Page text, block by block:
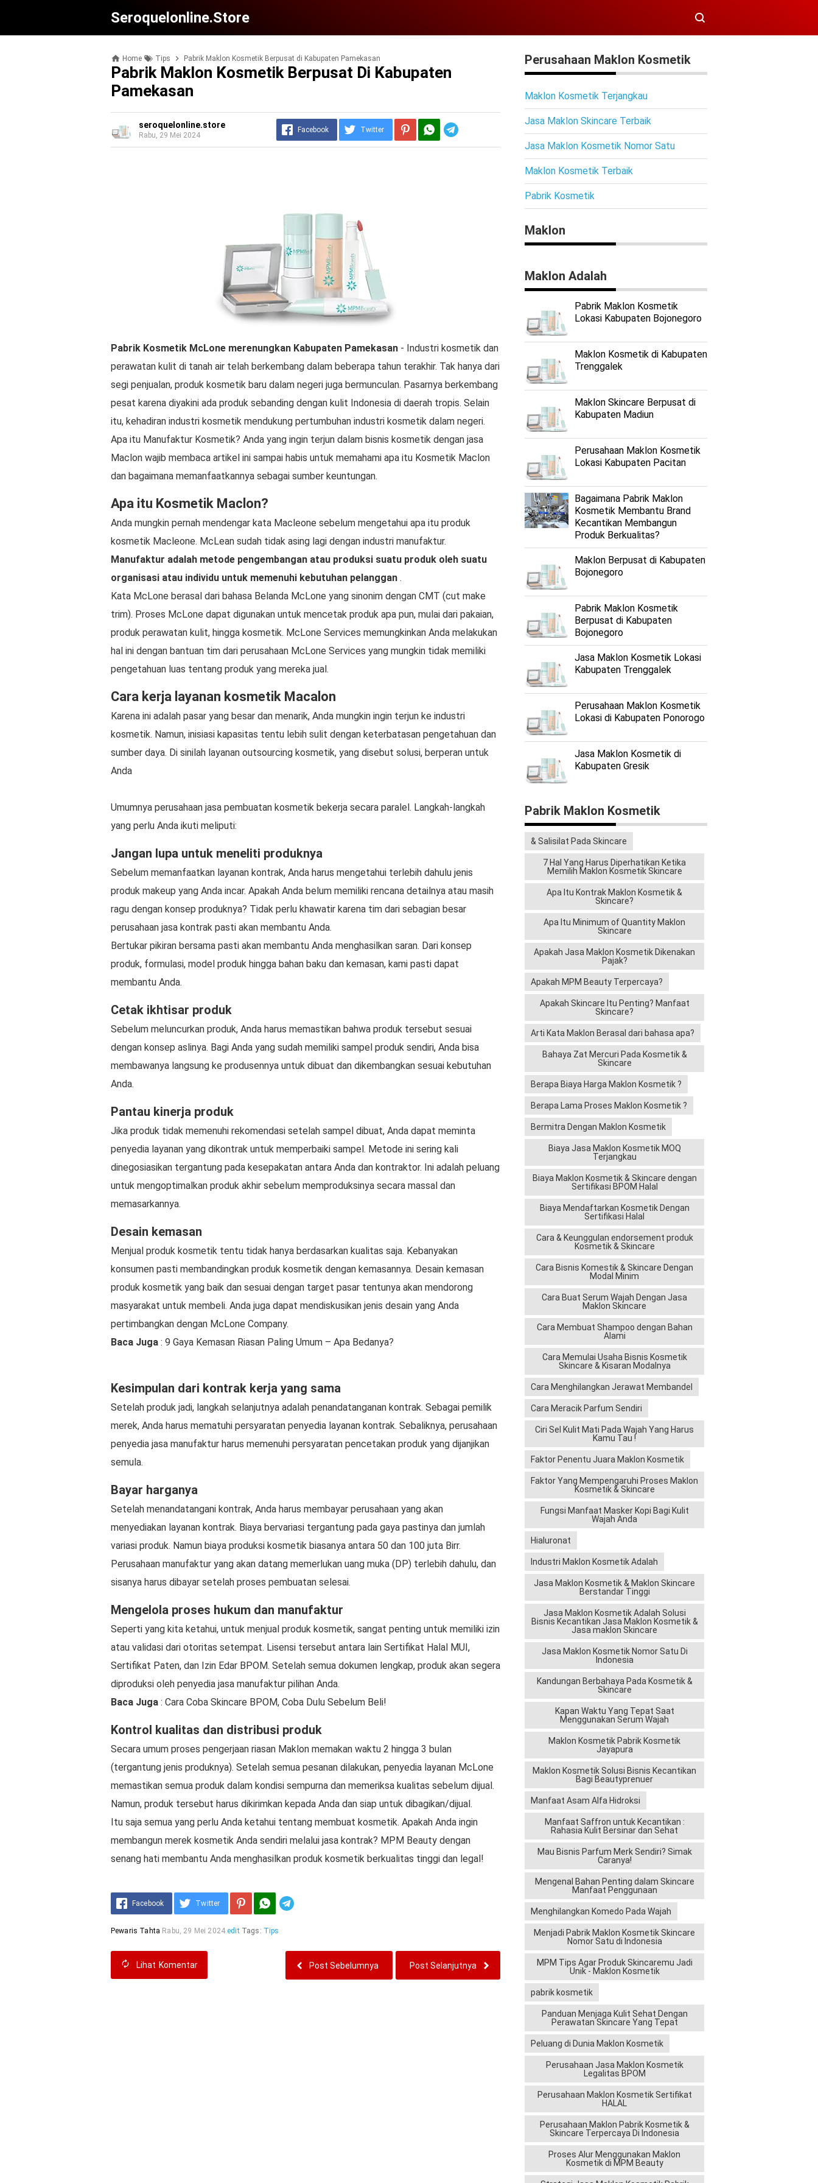
Seroquelonline.store
Home Tips Pabrik Maklon Kosmetik Berpusat di Kabupaten Pamekasan
Pabrik Maklon Kosmetik Berpusat Di Kabupaten
Pamekasan
seroquelonline.store
Rabu, 29 Mei 2024
Facebook Twitter
Pabrik Kosmetik McLone merenungkan Kabupaten Pamekasan - Industri kosmetik dan
perawatan kulit di tanah air telah berkembang dalam beberapa tahun terakhir. Tak hanya dari
segi penjualan, produk kosmetik baru dalam negeri juga bermunculan. Pasarnya berkembang
pesat karena diyakini ada produk sebanding dengan kulit Indonesia di daerah tropis. Selain
itu, kehadiran industri kosmetik mendukung pertumbuhan industri kosmetik dalam negeri.
Apa itu Manufaktur Kosmetik? Anda yang ingin terjun dalam bisnis kosmetik dengan jasa
Maclon wajib membaca artikel ini sampai habis untuk memahami apa itu Kosmetik Maclon
dan bagaimana memanfaatkannya sebagai sumber keuntungan.
Apa itu Kosmetik Maclon?
Anda mungkin pernah mendengar kata Macleone sebelum mengetahui apa itu produk
kosmetik Macleone. McLean sudah tidak asing lagi dengan industri manufaktur.
Manufaktur adalah metode pengembangan atau produksi suatu produk oleh suatu
organisasi atau individu untuk memenuhi kebutuhan pelanggan .
Kata McLone berasal dari bahasa Belanda McLone yang sinonim dengan CMT (cut make
trim). Proses McLone dapat digunakan untuk mencetak produk apa pun, mulai dari pakaian,
produk perawatan kulit, hingga kosmetik. McLone Services memungkinkan Anda melakukan
hal ini dengan bantuan tim dari perusahaan McLone Services yang mungkin tidak memiliki
pengetahuan luas tentang produk yang mereka jual.
Cara kerja layanan kosmetik Macalon
Karena ini adalah pasar yang besar dan menarik, Anda mungkin ingin terjun ke industri
kosmetik. Namun, inisiasi kapasitas tentu lebih sulit dengan keterbatasan pengetahuan dan
sumber daya. Di sinilah layanan outsourcing kosmetik, yang disebut solusi, berperan untuk
Anda
Umumnya perusahaan jasa pembuatan kosmetik bekerja secara paralel. Langkah-langkah
yang perlu Anda ikuti meliputi:
Jangan lupa untuk meneliti produknya
Sebelum memanfaatkan layanan kontrak, Anda harus mengetahui terlebih dahulu jenis
produk makeup yang Anda incar. Apakah Anda belum memiliki rencana detailnya atau masih
ragu dengan konsep produknya? Tidak perlu khawatir karena tim dari sebagian besar
perusahaan jasa kontrak pasti akan membantu Anda.
Bertukar pikiran bersama pasti akan membantu Anda menghasilkan saran. Dari konsep
produk, formulasi, model produk hingga bahan baku dan kemasan, kami pasti dapat
membantu Anda.
Cetak ikhtisar produk
Sebelum meluncurkan produk, Anda harus memastikan bahwa produk tersebut sesuai
dengan konsep aslinya. Bagi Anda yang sudah memiliki sampel produk sendiri, Anda bisa
membawanya langsung ke produsennya untuk dibuat dan dikembangkan sesuai kebutuhan
Anda.
Pantau kinerja produk
Jika produk tidak memenuhi rekomendasi setelah sampel dibuat, Anda dapat meminta
penyedia layanan yang dikontrak untuk memperbaiki sampel. Metode ini sering kali
dinegosiasikan tergantung pada kesepakatan antara Anda dan kontraktor. Ini adalah peluang
untuk mengoptimalkan produk akhir sebelum memproduksinya secara massal dan
memasarkannya.
Desain kemasan
Menjual produk kosmetik tentu tidak hanya berdasarkan kualitas saja. Kebanyakan
konsumen pasti membandingkan produk kosmetik dengan kemasannya. Desain kemasan
produk kosmetik yang baik dan sesuai dengan target pasar tentunya akan mendorong
masyarakat untuk membeli. Anda juga dapat mendiskusikan jenis desain yang Anda
pertimbangkan dengan McLone Company.
Baca Juga : 9 Gaya Kemasan Riasan Paling Umum – Apa Bedanya?
Kesimpulan dari kontrak kerja yang sama
Setelah produk jadi, langkah selanjutnya adalah penandatanganan kontrak. Sebagai pemilik
merek, Anda harus mematuhi persyaratan penyedia layanan kontrak. Sebaliknya, perusahaan
penyedia jasa manufaktur harus memenuhi persyaratan pencetakan produk yang dijanjikan
semula.
Bayar harganya
Setelah menandatangani kontrak, Anda harus membayar perusahaan yang akan
menyediakan layanan kontrak. Biaya bervariasi tergantung pada gaya pastinya dan jumlah
variasi produk. Namun biaya produksi kosmetik biasanya antara 50 dan 100 juta Birr.
Perusahaan manufaktur yang akan datang memerlukan uang muka (DP) terlebih dahulu, dan
sisanya harus dibayar setelah proses pembuatan selesai.
Mengelola proses hukum dan manufaktur
Seperti yang kita ketahui, untuk menjual produk kosmetik, sangat penting untuk memiliki izin
atau validasi dari otoritas setempat. Lisensi tersebut antara lain Sertifikat Halal MUI,
Sertifikat Paten, dan Izin Edar BPOM. Setelah semua dokumen lengkap, produk akan segera
diproduksi oleh penyedia jasa manufaktur pilihan Anda.
Baca Juga : Cara Coba Skincare BPOM, Coba Dulu Sebelum Beli!
Kontrol kualitas dan distribusi produk
Secara umum proses pengerjaan riasan Maklon memakan waktu 2 hingga 3 bulan
(tergantung jenis produknya). Setelah semua pesanan dilakukan, penyedia layanan McLone
memastikan semua produk dalam kondisi sempurna dan memeriksa kualitas sebelum dijual.
Namun, produk tersebut harus dikirimkan kepada Anda dan siap untuk dibagikan/dijual.
Itu saja semua yang perlu Anda ketahui tentang membuat kosmetik. Apakah Anda ingin
membangun merek kosmetik Anda sendiri melalui jasa kontrak? MPM Beauty dengan
senang hati membantu Anda menghasilkan produk kosmetik berkualitas tinggi dan legal!
Facebook Twitter
Pewaris Tahta Rabu, 29 Mei 2024 edit Tags: Tips
Lihat Komentar Post Selanjutnya
Post Sebelumnya
Perusahaan Maklon Kosmetik
Maklon Kosmetik Terjangkau
Jasa Maklon Skincare Terbaik
Jasa Maklon Kosmetik Nomor Satu
Maklon Kosmetik Terbaik
Pabrik Kosmetik
Maklon
Maklon Adalah
Pabrik Maklon Kosmetik
Lokasi Kabupaten Bojonegoro
Maklon Kosmetik di Kabupaten
Trenggalek
Maklon Skincare Berpusat di
Kabupaten Madiun
Perusahaan Maklon Kosmetik
Lokasi Kabupaten Pacitan
Bagaimana Pabrik Maklon
Kosmetik Membantu Brand
Kecantikan Membangun
Produk Berkualitas?
Maklon Berpusat di Kabupaten
Bojonegoro
Pabrik Maklon Kosmetik
Berpusat di Kabupaten
Bojonegoro
Jasa Maklon Kosmetik Lokasi
Kabupaten Trenggalek
Perusahaan Maklon Kosmetik
Lokasi di Kabupaten Ponorogo
Jasa Maklon Kosmetik di
Kabupaten Gresik
Pabrik Maklon Kosmetik
& Salisilat Pada Skincare
7 Hal Yang Harus Diperhatikan Ketika
Memilih Maklon Kosmetik Skincare
Apa Itu Kontrak Maklon Kosmetik &
Skincare?
Apa Itu Minimum of Quantity Maklon
Skincare
Apakah Jasa Maklon Kosmetik Dikenakan
Pajak?
Apakah MPM Beauty Terpercaya?
Apakah Skincare Itu Penting? Manfaat
Skincare?
Arti Kata Maklon Berasal dari bahasa apa?
Bahaya Zat Mercuri Pada Kosmetik &
Skincare
Berapa Biaya Harga Maklon Kosmetik ?
Berapa Lama Proses Maklon Kosmetik ?
Bermitra Dengan Maklon Kosmetik
Biaya Jasa Maklon Kosmetik MOQ
Terjangkau
Biaya Maklon Kosmetik & Skincare dengan
Sertifikasi BPOM Halal
Biaya Mendaftarkan Kosmetik Dengan
Sertifikasi Halal
Cara & Keunggulan endorsement produk
Kosmetik & Skincare
Cara Bisnis Komestik & Skincare Dengan
Modal Minim
Cara Buat Serum Wajah Dengan Jasa
Maklon Skincare
Cara Membuat Shampoo dengan Bahan
Alami
Cara Memulai Usaha Bisnis Kosmetik
Skincare & Kisaran Modalnya
Cara Menghilangkan Jerawat Membandel
Cara Meracik Parfum Sendiri
Ciri Sel Kulit Mati Pada Wajah Yang Harus
Kamu Tau !
Faktor Penentu Juara Maklon Kosmetik
Faktor Yang Mempengaruhi Proses Maklon
Kosmetik & Skincare
Fungsi Manfaat Masker Kopi Bagi Kulit
Wajah Anda
Hialuronat
Industri Maklon Kosmetik Adalah
Jasa Maklon Kosmetik & Maklon Skincare
Berstandar Tinggi
Jasa Maklon Kosmetik Adalah Solusi
Bisnis Kecantikan Jasa Maklon Kosmetik &
Jasa maklon Skincare
Jasa Maklon Kosmetik Nomor Satu Di
Indonesia
Kandungan Berbahaya Pada Kosmetik &
Skincare
Kapan Waktu Yang Tepat Saat
Menggunakan Serum Wajah
Maklon Kosmetik Pabrik Kosmetik
Jayapura
Maklon Kosmetik Solusi Bisnis Kecantikan
Bagi Beautyprenuer
Manfaat Asam Alfa Hidroksi
Manfaat Saffron untuk Kecantikan :
Rahasia Kulit Bersinar dan Sehat
Mau Bisnis Parfum Merk Sendiri? Simak
Caranya!
Mengenal Bahan Penting dalam Skincare
Manfaat Penggunaan
Menghilangkan Komedo Pada Wajah
Menjadi Pabrik Maklon Kosmetik Skincare
Nomor Satu di Indonesia
MPM Tips Agar Produk Skincaremu Jadi
Unik - Maklon Kosmetik
pabrik kosmetik
Panduan Menjaga Kulit Sehat Dengan
Perawatan Skincare Yang Tepat
Peluang di Dunia Maklon Kosmetik
Perusahaan Jasa Maklon Kosmetik
Legalitas BPOM
Perusahaan Maklon Kosmetik Sertifikat
HALAL
Perusahaan Maklon Pabrik Kosmetik &
Skincare Terpercaya Di Indonesia
Proses Alur Menggunakan Maklon
Kosmetik di MPM Beauty